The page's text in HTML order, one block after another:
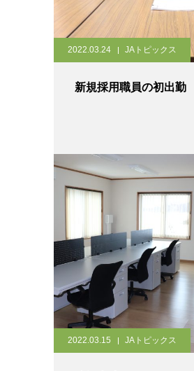
2022.03.24 JAトピックス
新規採用職員の初出勤
2022.03.15 JAトピックス